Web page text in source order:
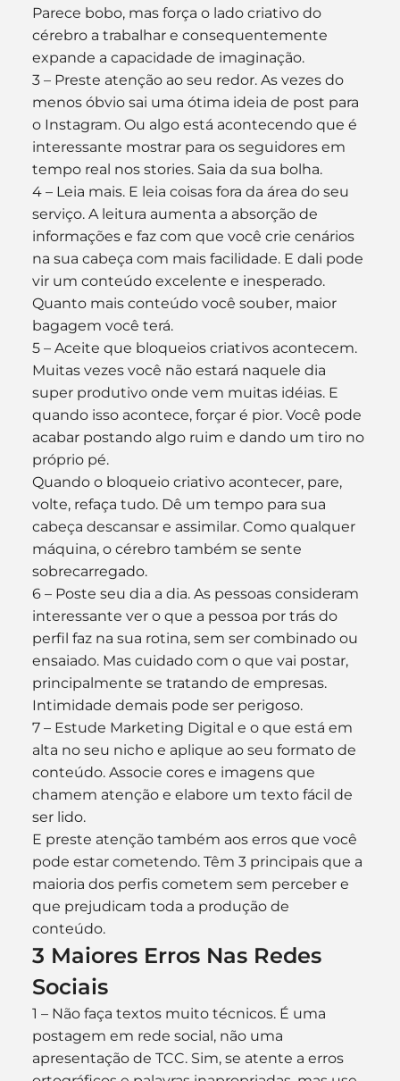
Parece bobo, mas força o lado criativo do
cérebro a trabalhar e consequentemente
expande a capacidade de imaginação.
3 – Preste atenção ao seu redor. As vezes do
menos óbvio sai uma ótima ideia de post para
o Instagram. Ou algo está acontecendo que é
interessante mostrar para os seguidores em
tempo real nos stories. Saia da sua bolha.
4 – Leia mais. E leia coisas fora da área do seu
serviço. A leitura aumenta a absorção de
informações e faz com que você crie cenários
na sua cabeça com mais facilidade. E dali pode
vir um conteúdo excelente e inesperado.
Quanto mais conteúdo você souber, maior
bagagem você terá.
5 – Aceite que bloqueios criativos acontecem.
Muitas vezes você não estará naquele dia
super produtivo onde vem muitas idéias. E
quando isso acontece, forçar é pior. Você pode
acabar postando algo ruim e dando um tiro no
próprio pé.
Quando o bloqueio criativo acontecer, pare,
volte, refaça tudo. Dê um tempo para sua
cabeça descansar e assimilar. Como qualquer
máquina, o cérebro também se sente
sobrecarregado.
6 – Poste seu dia a dia. As pessoas consideram
interessante ver o que a pessoa por trás do
perfil faz na sua rotina, sem ser combinado ou
ensaiado. Mas cuidado com o que vai postar,
principalmente se tratando de empresas.
Intimidade demais pode ser perigoso.
7 – Estude Marketing Digital e o que está em
alta no seu nicho e aplique ao seu formato de
conteúdo. Associe cores e imagens que
chamem atenção e elabore um texto fácil de
ser lido.
E preste atenção também aos erros que você
pode estar cometendo. Têm 3 principais que a
maioria dos perfis cometem sem perceber e
que prejudicam toda a produção de
conteúdo.
3 Maiores Erros Nas Redes
Sociais
1 – Não faça textos muito técnicos. É uma
postagem em rede social, não uma
apresentação de TCC. Sim, se atente a erros